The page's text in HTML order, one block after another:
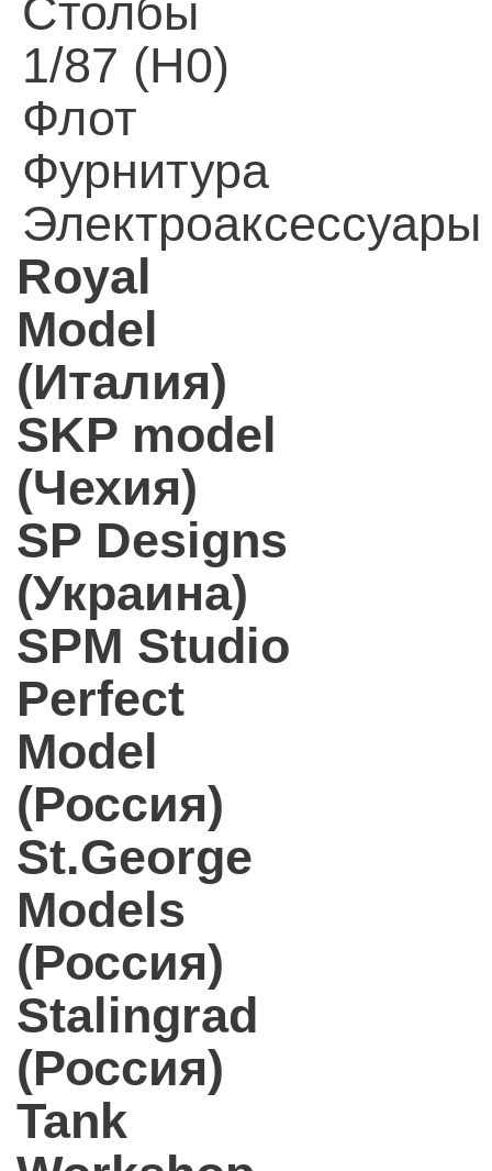
Столбы
1/87 (H0)
Флот
Фурнитура
Электроаксессуары
Royal
Model
(Италия)
SKP model
(Чехия)
SP Designs
(Украина)
SPM Studio
Perfect
Model
(Россия)
St.George
Models
(Россия)
Stalingrad
(Россия)
Tank